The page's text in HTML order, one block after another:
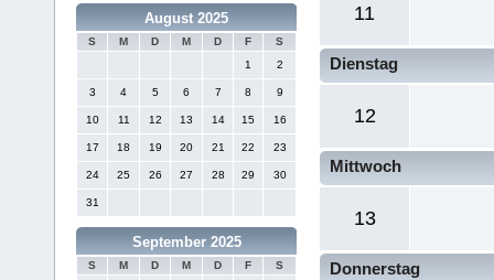
August 2025
S M D M D F
S
1
2
3 4 5 6 7 8 9
10 11 12 13 14 15 16
17 18 19 20 21 22 23
24 25 26 27 28 29 30
31
September 2025
S M D M D F
S
11
Dienstag
12
Mittwoch
13
Donnerstag